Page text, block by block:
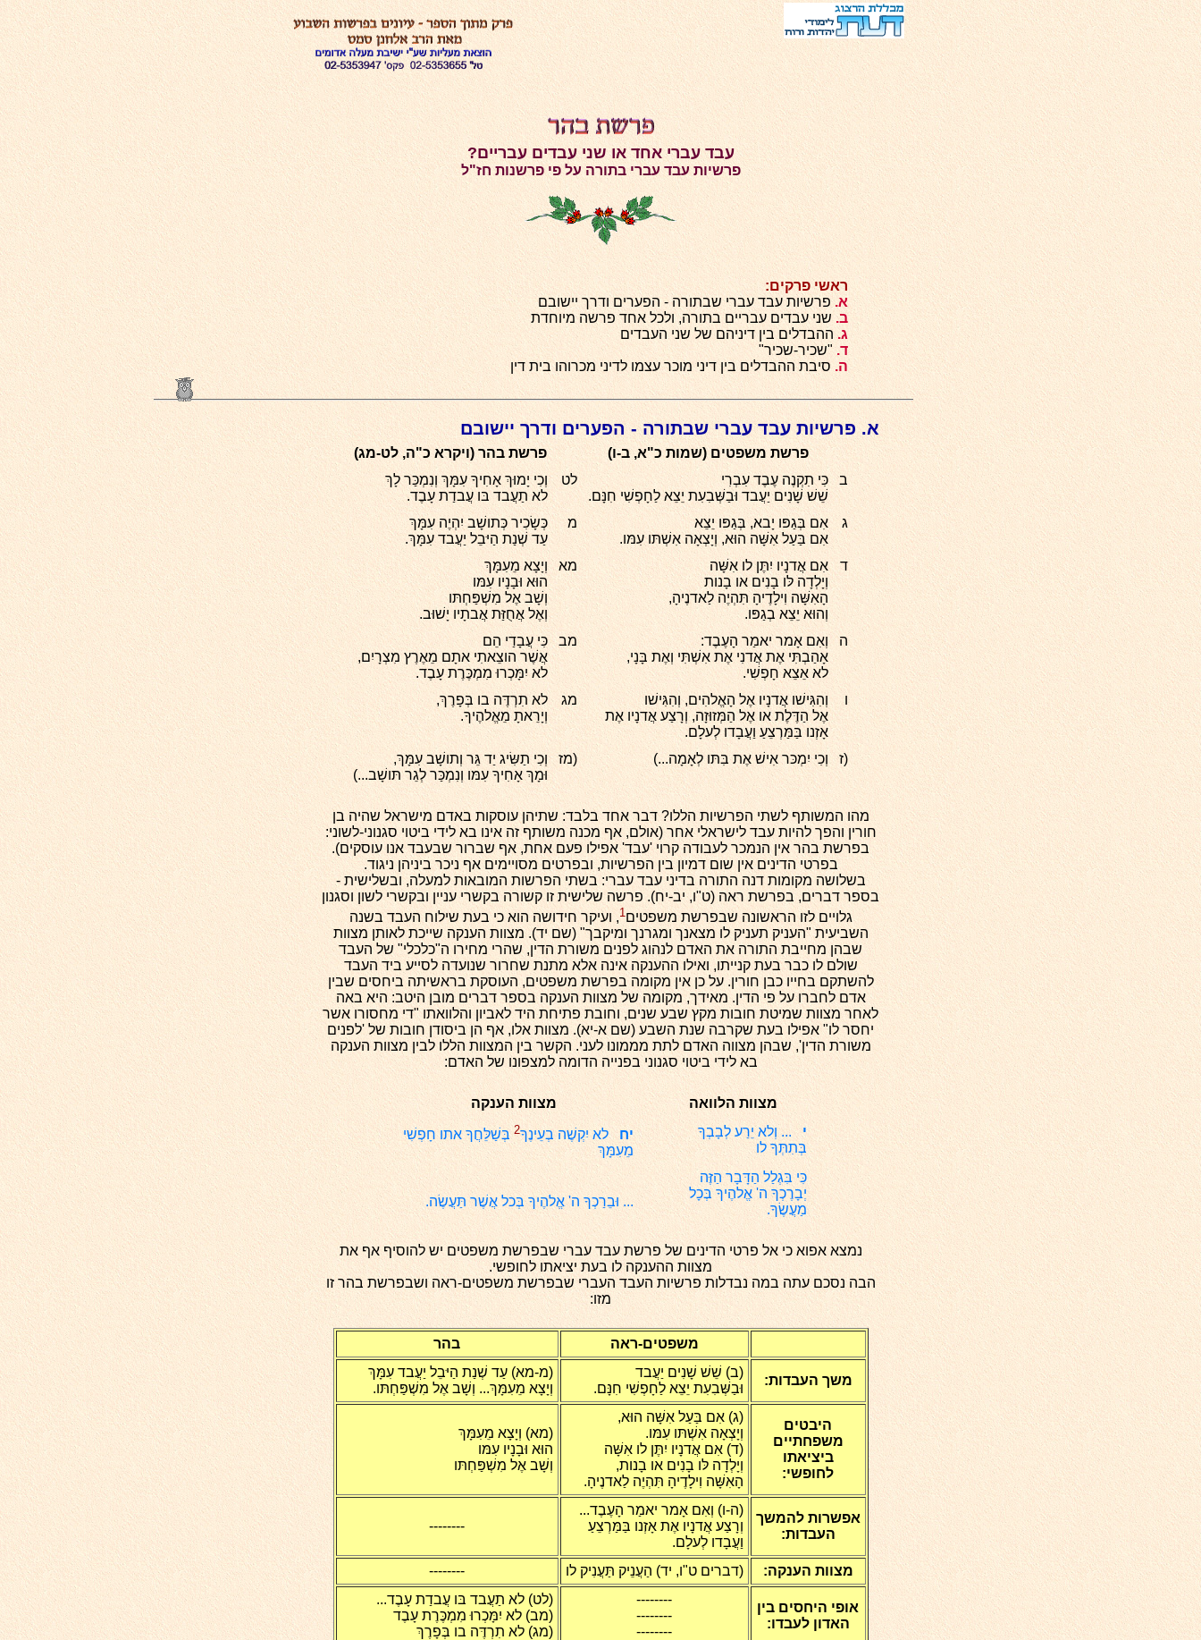
עבד עברי אחד או שני עבדים עבריים?
פרשיות עבד עברי בתורה על פי פרשנות חז"ל
ראשי פרקים:
א.פרשיות עבד עברי שבתורה - הפערים ודרך יישובם
ב. שני עבדים עבריים בתורה, ולכל אחד פרשה מיוחדת
ג.ההבדלים בין דיניהם של שני העבדים
ד. "שכיר-שכיר"
ה. סיבת ההבדלים בין דיני מוכר עצמו לדיני מכרוהו בית דין
א. פרשיות עבד עברי שבתורה - הפערים ודרך יישובם
פרשת משפטים (שמות כ"א, ב-ו)
פרשת בהר (ויקרא כ"ה, לט-מג)
ב
כִּי תִקְנֶה עֶבֶד עִבְרִי
שֵׁשׁ שָׁנִים יַעֲבד וּבַשְּׁבִעִת יֵצֵא לַחָפְשִׁי חִנָּם.
לט
וְכִי יָמוּךְ אָחִיךָ עִמָּךְ וְנִמְכַּר לָךְ
לא תַעֲבד בּו עֲבדַת עָבֶד.
ג
אִם בְּגַפּו יָבא, בְּגַפּו יֵצֵא
אִם בַּעַל אִשָּׁה הוּא, וְיָצְאָה אִשְׁתּו עִמּו.
מ
כְּשָׂכִיר כְּתושָׁב יִהְיֶה עִמָּךְ
עַד שְׁנַת הַיּבֵל יַעֲבד עִמָּךְ.
ד
אִם אֲדנָיו יִתֶּן לו אִשָּׁה
וְיָלְדָה לּו בָנִים או בָנות
הָאִשָּׁה וִילָדֶיהָ תִּהְיֶה לַאדנֶיהָ,
וְהוּא יֵצֵא בְגַפּו.
מא
וְיָצָא מֵעִמָּךְ
הוּא וּבָנָיו עִמּו
וְשָׁב אֶל מִשְׁפַּחְתּו
וְאֶל אֲחֻזַּת אֲבתָיו יָשׁוּב.
ה
וְאִם אָמר יאמַר הָעֶבֶד:
אָהַבְתִּי אֶת אֲדנִי אֶת אִשְׁתִּי וְאֶת בָּנָי,
לא אֵצֵא חָפְשִׁי.
מב
כִּי עֲבָדַי הֵם
אֲשֶׁר הוצֵאתִי אתָם מֵאֶרֶץ מִצְרָיִם,
לא יִמָּכְרוּ מִמְכֶּרֶת עָבֶד.
ו
וְהִגִּישׁו אֲדנָיו אֶל הָאֱלהִים, וְהִגִּישׁו
אֶל הַדֶּלֶת או אֶל הַמְּזוּזָה, וְרָצַע אֲדנָיו אֶת
אָזְנו בַּמַּרְצֵעַ וַעֲבָדו לְעלָם.
מג
לא תִרְדֶּה בו בְּפָרֶךְ,
וְיָרֵאתָ מֵאֱלהֶיךָ.
(ז וְכִי יִמְכּר אִישׁ אֶת בִּתּו לְאָמָה...) (מז
וְכִי תַשִּׂיג יַד גֵּר וְתושָׁב עִמָּךְ,
וּמָךְ אָחִיךָ עִמּו וְנִמְכַּר לְגֵר תּושָׁב...)
מהו המשותף לשתי הפרשיות הללו? דבר אחד בלבד: שתיהן עוסקות באדם מישראל שהיה בן
חורין והפך להיות עבד לישראלי אחר (אולם, אף מכנה משותף זה אינו בא לידי ביטוי סגנוני-לשוני:
בפרשת בהר אין הנמכר לעבודה קרוי 'עבד' אפילו פעם אחת, אף שברור שבעבד אנו עוסקים).
בפרטי הדינים אין שום דמיון בין הפרשיות, ובפרטים מסויימים אף ניכר ביניהן ניגוד.
בשלושה מקומות דנה התורה בדיני עבד עברי: בשתי הפרשות המובאות למעלה, ובשלישית -
בספר דברים, בפרשת ראה (ט"ו, יב-יח). פרשה שלישית זו קשורה בקשרי עניין ובקשרי לשון וסגנון
גלויים לזו הראשונה שבפרשת משפטים1, ועיקר חידושה הוא כי בעת שילוח העבד בשנה
השביעית "העניק תעניק לו מצאנך ומגרנך ומיקבך" (שם יד). מצוות הענקה שייכת לאותן מצוות
שבהן מחייבת התורה את האדם לנהוג לפנים משורת הדין, שהרי מחירו ה"כלכלי" של העבד
שולם לו כבר בעת קנייתו, ואילו ההענקה אינה אלא מתנת שחרור שנועדה לסייע ביד העבד
להשתקם בחייו כבן חורין. על כן אין מקומה בפרשת משפטים, העוסקת בראשיתה ביחסים שבין
אדם לחברו על פי הדין. מאידך, מקומה של מצוות הענקה בספר דברים מובן היטב: היא באה
לאחר מצוות שמיטת חובות מקץ שבע שנים, וחובת פתיחת היד לאביון והלוואתו "די מחסורו אשר
יחסר לו" אפילו בעת שקרבה שנת השבע (שם א-יא). מצוות אלו, אף הן ביסודן חובות של 'לפנים
משורת הדין', שבהן מצווה האדם לתת מממונו לעני. הקשר בין המצוות הללו לבין מצוות הענקה
בא לידי ביטוי סגנוני בפנייה הדומה למצפונו של האדם:
מצוות הלוואה
מצוות הענקה
י... וְלא יֵרַע לְבָבְךָ
בְּתִתְּךָ לו
יחלא יִקְשֶׁה בְעֵינֶךָ2 בְּשַׁלֵּחֲךָ אתו חָפְשִׁי
מֵעִמָּךְ
כִּי בִּגְלַל הַדָּבָר הַזֶּה
יְבָרֶכְךָ ה' אֱלהֶיךָ בְּכָל
מַעֲשֶׂךָ.
... וּבֵרַכְךָ ה' אֱלהֶיךָ בְּכל אֲשֶׁר תַּעֲשֶׂה.
נמצא אפוא כי אל פרטי הדינים של פרשת עבד עברי שבפרשת משפטים יש להוסיף אף את
מצוות ההענקה לו בעת יציאתו לחופשי.
הבה נסכם עתה במה נבדלות פרשיות העבד העברי שבפרשת משפטים-ראה ושבפרשת בהר זו
מזו:
משפטים-ראה בהר
משך העבדות:
(ב) שֵׁשׁ שָׁנִים יַעֲבד
וּבַשְּׁבִעִת יֵצֵא לַחָפְשִׁי חִנָּם.
(מ-מא) עַד שְׁנַת הַיּבֵל יַעֲבד עִמָּךְ
וְיָצָא מֵעִמָּךְ... וְשָׁב אֶל מִשְׁפַּחְתּו.
היבטים
משפחתיים
ביציאתו
לחופשי:
(ג) אִם בַּעַל אִשָּׁה הוּא,
וְיָצְאָה אִשְׁתּו עִמּו.
(ד) אִם אֲדנָיו יִתֶּן לו אִשָּׁה
וְיָלְדָה לּו בָנִים או בָנות,
הָאִשָּׁה וִילָדֶיהָ תִּהְיֶה לַאדנֶיהָ.
(מא) וְיָצָא מֵעִמָּךְ
הוּא וּבָנָיו עִמּו
וְשָׁב אֶל מִשְׁפַּחְתּו
אפשרות להמשך
העבדות:
(ה-ו) וְאִם אָמר יאמַר הָעֶבֶד...
וְרָצַע אֲדנָיו אֶת אָזְנו בַּמַּרְצֵעַ
וַעֲבָדו לְעלָם.
--------
מצוות הענקה: (דברים ט"ו, יד) הַעֲנֵיק תַּעֲנִיק לו --------
אופי היחסים בין
האדון לעבדו:
--------
--------
--------
(לט) לא תַעֲבד בּו עֲבדַת עָבֶד...
(מב) לא יִמָּכְרוּ מִמְכֶּרֶת עָבֶד
(מג) לא תִרְדֶּה בו בְּפָרֶךְ